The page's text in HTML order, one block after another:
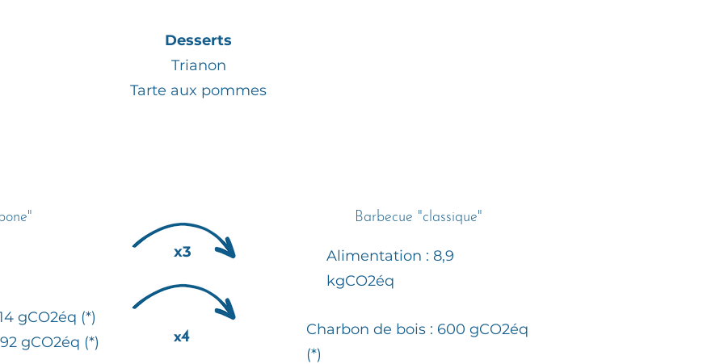
Desserts
Trianon
Tarte aux pommes
gCO2éq (*)
gCO2éq (*)
x3
x4
Barbecue "classique"
Alimentation : 8,9
kgCO2éq
Charbon de bois : 600 gCO2éq
(*)